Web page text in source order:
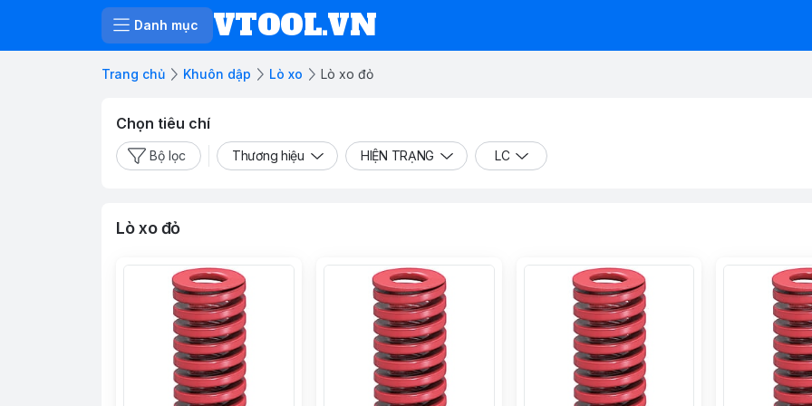
Danh mục VTOOL.VN
Trang chủ Khuôn dập Lò xo Lò xo đỏ
Chọn tiêu chí
Bộ lọc Thương hiệu HIỆN TRẠNG LC
Lò xo đỏ